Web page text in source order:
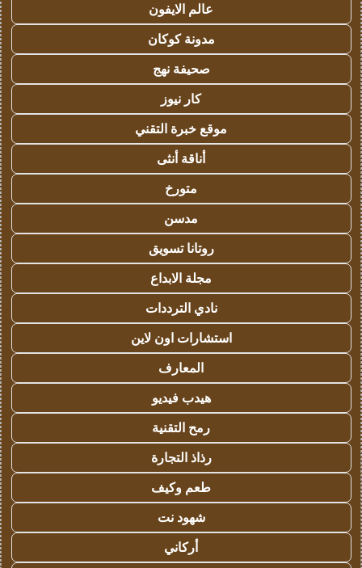
عالم الايفون
مدونة كوكان
صحيفة نهج
كار نيوز
موقع خبرة التقني
أناقة أنثى
متورخ
مدسن
روتانا تسويق
مجلة الابداع
نادي الترددات
استشارات اون لاين
المعارف
هيدب فيديو
رمح التقنية
رذاذ التجارة
طعم وكيف
شهود نت
أركاني